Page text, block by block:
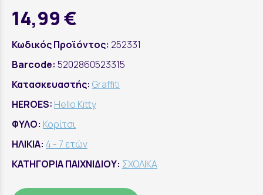
14,99 €
Κωδικός Προϊόντος: 252331
Barcode: 5202860523315
Κατασκευαστής: Graffiti
HEROES: Hello Kitty
ΦΥΛΟ: Κορίτσι
ΗΛΙΚΙΑ: 4 - 7 ετών
ΚΑΤΗΓΟΡΙΑ ΠΑΙΧΝΙΔΙΟΥ: ΣΧΟΛΙΚΑ